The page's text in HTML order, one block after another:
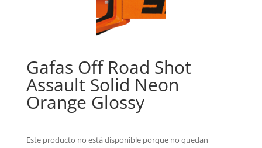
Gafas Off Road Shot
Assault Solid Neon
Orange Glossy
Este producto no está disponible porque no quedan